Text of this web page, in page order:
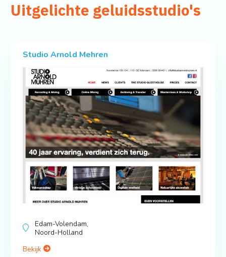
Uitgelichte geluidsstudio's
Studio Arnold Mehren
Edam-Volendam,
Noord-Holland
Bekijk